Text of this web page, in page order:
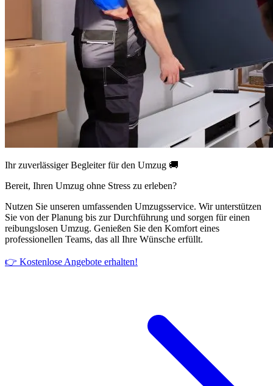
Ihr zuverlässiger Begleiter für den Umzug 🚚
Bereit, Ihren Umzug ohne Stress zu erleben?
Nutzen Sie unseren umfassenden Umzugsservice. Wir unterstützen
Sie von der Planung bis zur Durchführung und sorgen für einen
reibungslosen Umzug. Genießen Sie den Komfort eines
professionellen Teams, das all Ihre Wünsche erfüllt.
👉 Kostenlose Angebote erhalten!